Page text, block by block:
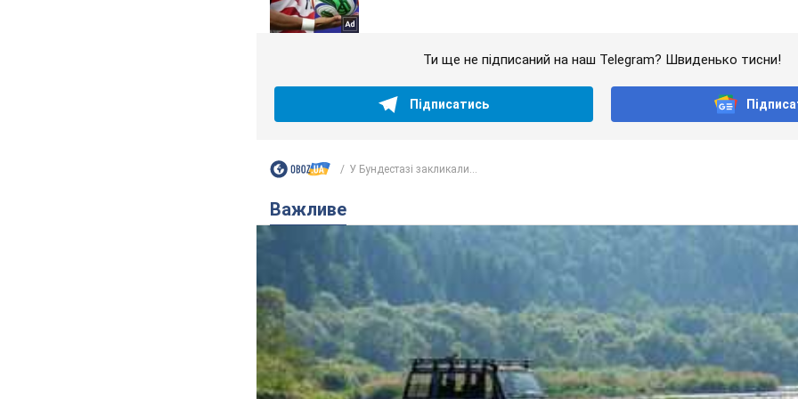
Ти ще не підписаний на наш Telegram? Швиденько тисни!
Підписатись
У Бундестазі закликали...
Важливе